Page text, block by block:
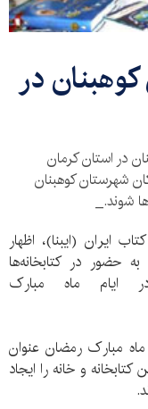
در
در استان کرمان
شهرستان کوهبنان
شوند._
ایران (ایبنا)، اظهار
حضور در کتابخانه‌ها
ایام ماه مبارک
مبارک رمضان عنوان
و خانه را‌ ایجاد